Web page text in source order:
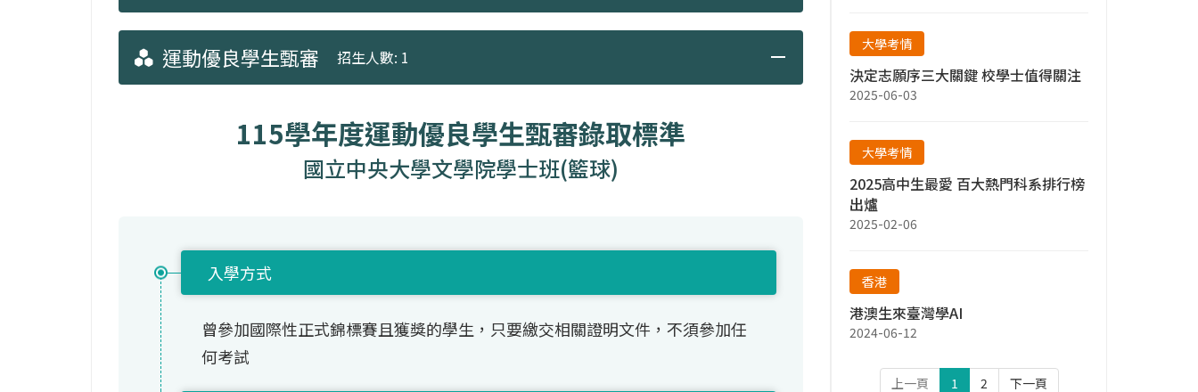
運動優良學生甄審 招生人數: 1
115學年度運動優良學生甄審錄取標準
國立中央大學文學院學士班(籃球)
入學方式
曾參加國際性正式錦標賽且獲獎的學生，只要繳交相關證明文件，不須參加任
何考試
大學考情
決定志願序三大關鍵 校學士值得關注
2025-06-03
大學考情
2025高中生最愛 百大熱門科系排行榜
出爐
2025-02-06
香港
港澳生來臺灣學AI
2024-06-12
上一頁 1 2 下一頁